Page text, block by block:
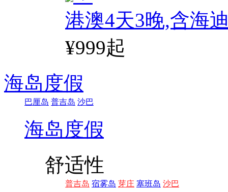
港澳4天3晚,含海
¥999起
海岛度假
巴厘岛 普吉岛 沙巴
海岛度假
舒适性
普吉岛 宿雾岛 芽庄 塞班岛 沙巴